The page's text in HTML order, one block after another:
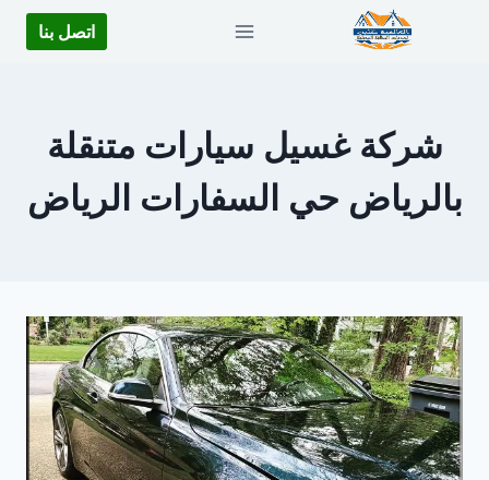
اتصل بنا
شركة غسيل سيارات متنقلة
بالرياض حي السفارات الرياض